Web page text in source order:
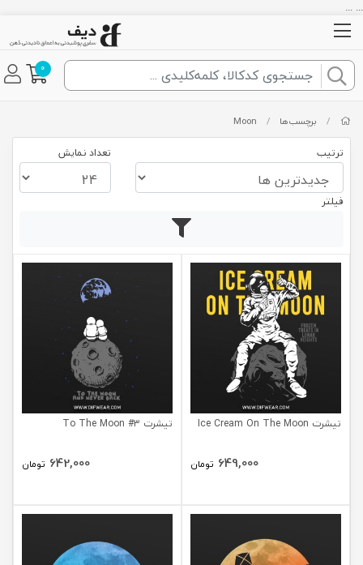
... ...
0
/ برچسب‌ها /
Moon
ترتیب تعداد نمایش
فیلتر
تیشرت Ice Cream On The Moon
649,000 تومان
تیشرت To The Moon #3
642,000 تومان